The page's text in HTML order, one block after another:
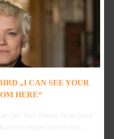
„I CAN SEE YOUR
HERE“
See Your House From Here“
immer wieder neu...